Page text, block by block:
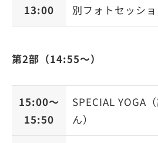
13:00
別フォトセッシ
第2部（14:55〜）
15:00〜
15:50
SPECIAL YOGA
ん）